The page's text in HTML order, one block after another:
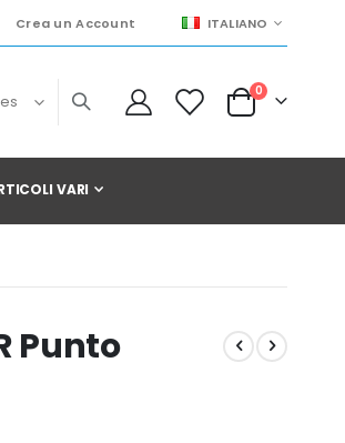
Crea un Account LINGUAITALIANO
Cart
0elementi
VARI
Punto